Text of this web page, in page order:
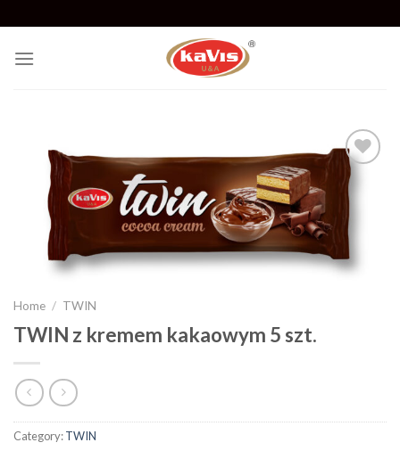
to
content
Add to
wishlist
Home / TWIN
TWIN z kremem kakaowym 5 szt.
Category:TWIN